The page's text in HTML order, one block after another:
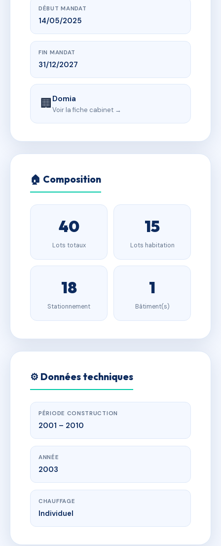
DÉBUT MANDAT
14/05/2025
FIN MANDAT
31/12/2027
🏢Domia
Voir la fiche cabinet →
🏠 Composition
40
Lots totaux
15
Lots habitation
18
Stationnement
1
Bâtiment(s)
⚙️ Données techniques
PÉRIODE CONSTRUCTION
2001 – 2010
ANNÉE
2003
CHAUFFAGE
Individuel